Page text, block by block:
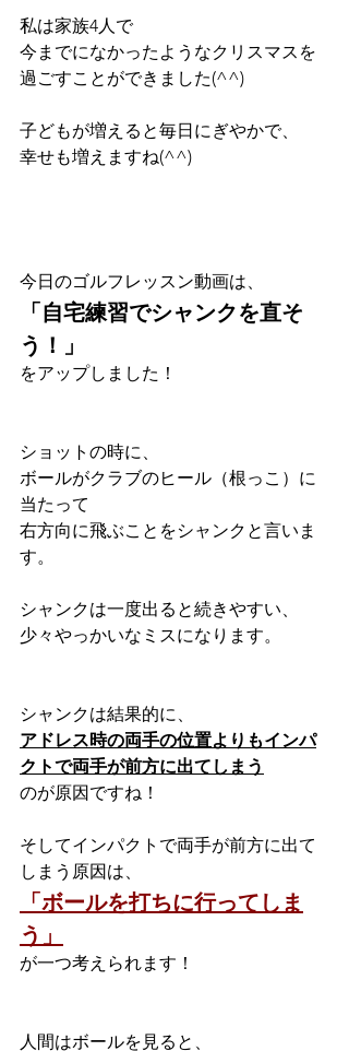
私は家族4人で
今までになかったようなクリスマスを
過ごすことができました(^^)
子どもが増えると毎日にぎやかで、
幸せも増えますね(^^)
今日のゴルフレッスン動画は、
「自宅練習でシャンクを直そ
う！」
をアップしました！
ショットの時に、
ボールがクラブのヒール（根っこ）に
当たって
右方向に飛ぶことをシャンクと言いま
す。
シャンクは一度出ると続きやすい、
少々やっかいなミスになります。
シャンクは結果的に、
アドレス時の両手の位置よりもインパ
クトで両手が前方に出てしまう
のが原因ですね！
そしてインパクトで両手が前方に出て
しまう原因は、
「ボールを打ちに行ってしま
う」
が一つ考えられます！
人間はボールを見ると、